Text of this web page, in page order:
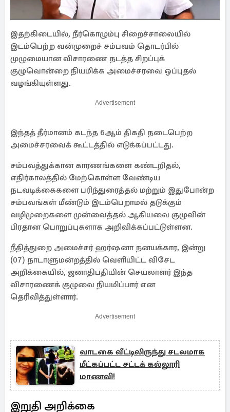
இதற்கிடையில், நீர்கொழும்பு சிறைச்சாலையில்
இடம்பெற்ற வன்முறைச் சம்பவம் தொடர்பில்
முழுமையான விசாரணை நடத்த சிறப்புக்
குழுவொன்றை நியமிக்க அமைச்சரவை ஒப்புதல்
வழங்கியுள்ளது.
Advertisement
இந்தத் தீர்மானம் கடந்த 6ஆம் திகதி நடைபெற்ற
அமைச்சரவைக் கூட்டத்தில் எடுக்கப்பட்டது.
சம்பவத்துக்கான காரணங்களை கண்டறிதல்,
எதிர்காலத்தில் மேற்கொள்ள வேண்டிய
நடவடிக்கைகளை பரிந்துரைத்தல் மற்றும் இதுபோன்ற
சம்பவங்கள் மீண்டும் இடம்பெறாமல் தடுக்கும்
வழிமுறைகளை முன்வைத்தல் ஆகியவை குழுவின்
பிரதான பொறுப்புகளாக அறிவிக்கப்பட்டுள்ளன.
நீதித்துறை அமைச்சர் ஹர்ஷனா நனயக்கார, இன்று
(07) நாடாளுமன்றத்தில் வெளியிட்ட விசேட
அறிக்கையில், ஜனாதிபதியின் செயலாளர் இந்த
விசாரணைக் குழுவை நியமிப்பார் என
தெரிவித்துள்ளார்.
Advertisement
வாடகை வீட்டிலிருந்து சடலமாக
மீட்கப்பட்ட சட்டக் கல்லூரி
மாணவி!
இறுதி அறிக்கை